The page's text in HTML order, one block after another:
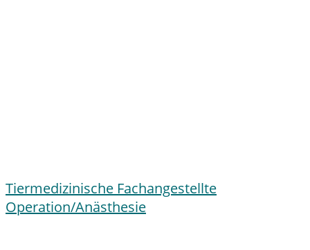
Tiermedizinische Fachangestellte
Operation/Anästhesie